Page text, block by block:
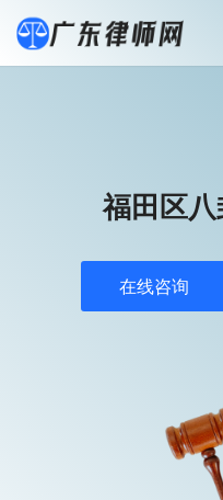
福田区
在线咨询